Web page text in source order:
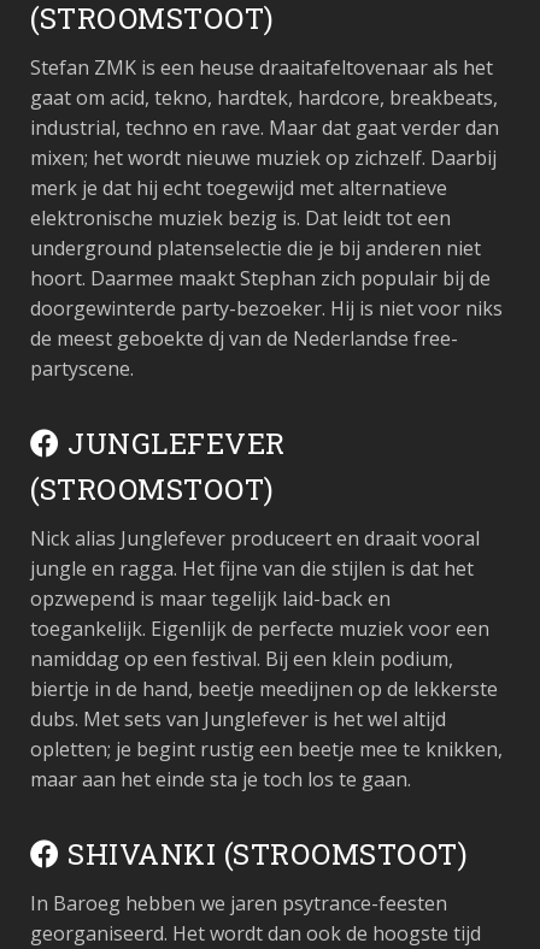
(STROOMSTOOT)
Stefan ZMK is een heuse draaitafeltovenaar als het
gaat om acid, tekno, hardtek, hardcore, breakbeats,
industrial, techno en rave. Maar dat gaat verder dan
mixen; het wordt nieuwe muziek op zichzelf. Daarbij
merk je dat hij echt toegewijd met alternatieve
elektronische muziek bezig is. Dat leidt tot een
underground platenselectie die je bij anderen niet
hoort. Daarmee maakt Stephan zich populair bij de
doorgewinterde party-bezoeker. Hij is niet voor niks
de meest geboekte dj van de Nederlandse free-
partyscene.
JUNGLEFEVER
(STROOMSTOOT)
Nick alias Junglefever produceert en draait vooral
jungle en ragga. Het fijne van die stijlen is dat het
opzwepend is maar tegelijk laid-back en
toegankelijk. Eigenlijk de perfecte muziek voor een
namiddag op een festival. Bij een klein podium,
biertje in de hand, beetje meedijnen op de lekkerste
dubs. Met sets van Junglefever is het wel altijd
opletten; je begint rustig een beetje mee te knikken,
maar aan het einde sta je toch los te gaan.
SHIVANKI (STROOMSTOOT)
In Baroeg hebben we jaren psytrance-feesten
georganiseerd. Het wordt dan ook de hoogste tijd